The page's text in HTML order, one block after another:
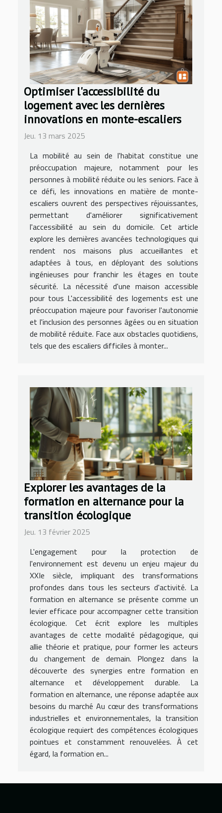
Optimiser l'accessibilité du
logement avec les dernières
innovations en monte-escaliers
Jeu. 13 mars 2025
La mobilité au sein de l'habitat constitue une
préoccupation majeure, notamment pour les
personnes à mobilité réduite ou les seniors. Face à
ce défi, les innovations en matière de monte-
escaliers ouvrent des perspectives réjouissantes,
permettant d'améliorer significativement
l'accessibilité au sein du domicile. Cet article
explore les dernières avancées technologiques qui
rendent nos maisons plus accueillantes et
adaptées à tous, en déployant des solutions
ingénieuses pour franchir les étages en toute
sécurité. La nécessité d'une maison accessible
pour tous L'accessibilité des logements est une
préoccupation majeure pour favoriser l'autonomie
et l'inclusion des personnes âgées ou en situation
de mobilité réduite. Face aux obstacles quotidiens,
tels que des escaliers difficiles à monter...
Explorer les avantages de la
formation en alternance pour la
transition écologique
Jeu. 13 février 2025
L'engagement pour la protection de
l'environnement est devenu un enjeu majeur du
XXIe siècle, impliquant des transformations
profondes dans tous les secteurs d'activité. La
formation en alternance se présente comme un
levier efficace pour accompagner cette transition
écologique. Cet écrit explore les multiples
avantages de cette modalité pédagogique, qui
allie théorie et pratique, pour former les acteurs
du changement de demain. Plongez dans la
découverte des synergies entre formation en
alternance et développement durable. La
formation en alternance, une réponse adaptée aux
besoins du marché Au cœur des transformations
industrielles et environnementales, la transition
écologique requiert des compétences écologiques
pointues et constamment renouvelées. À cet
égard, la formation en...